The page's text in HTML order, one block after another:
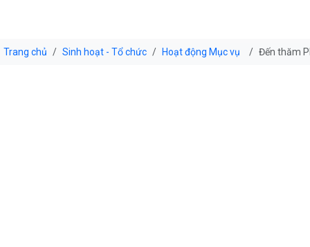
Trang chủ Sinh hoạt - Tổ chức Hoạt động Mục vụ Đến thăm